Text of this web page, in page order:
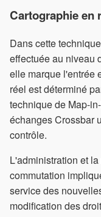
Cartographie en
Dans cette
effectuée au niveau
elle marque l'entrée
réel est déterminé
technique de Map-
échanges Crossbar
contrôle.
L'administration et
commutation
service des
modification des